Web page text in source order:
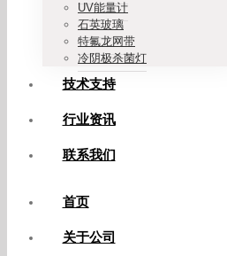
UV能量计
石英玻璃
特氟龙网带
冷阴极杀菌灯
技术支持
行业资讯
联系我们
首页
关于公司